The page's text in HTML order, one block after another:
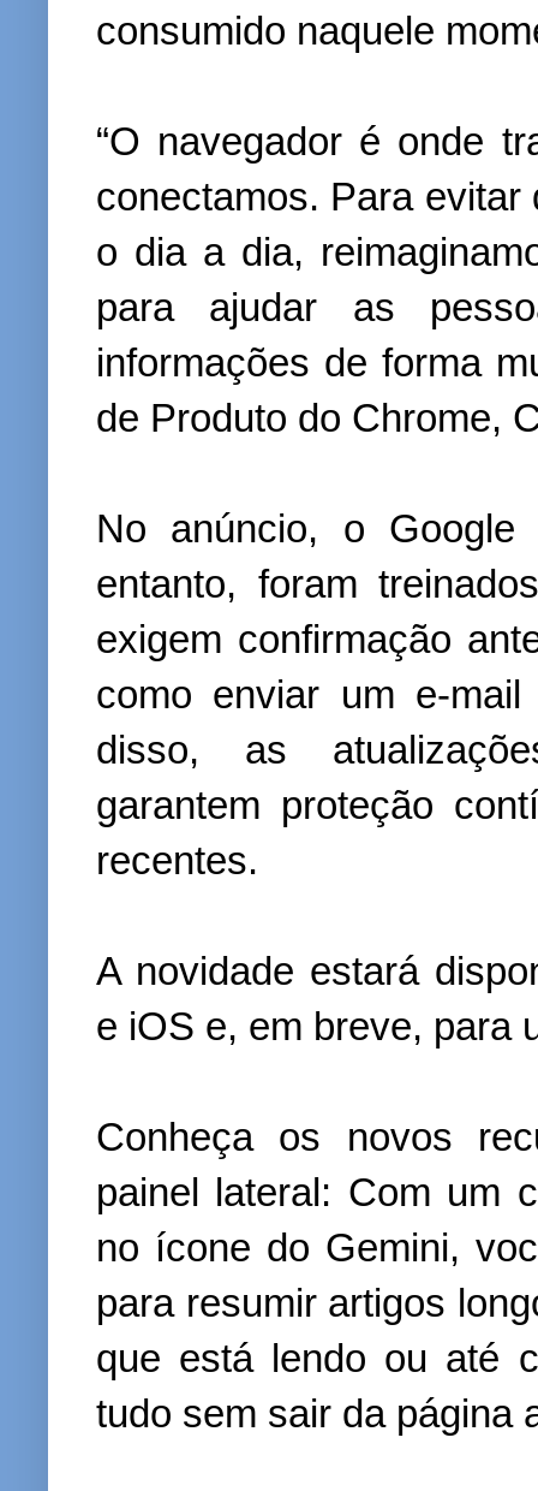
consumido naquele
“O navegador é onde
conectamos. Para
o dia a dia,
para ajudar as
informações de forma
de Produto do Chrome,
No anúncio, o
entanto, foram
exigem confirmação
como enviar um e-
disso, as
garantem proteção
recentes.
A novidade estará
e iOS e, em breve, para
Conheça os novos
painel lateral: Com um
no ícone do Gemini,
para resumir artigos
que está lendo ou até
tudo sem sair da página